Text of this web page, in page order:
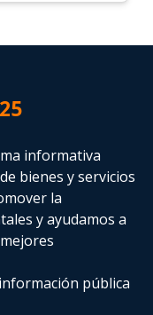
informativa
bienes y servicios
la
y ayudamos a
pública